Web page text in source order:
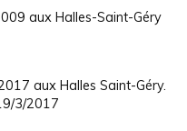
aux Halles-Saint-Géry
aux Halles Saint-Géry.
3/2017